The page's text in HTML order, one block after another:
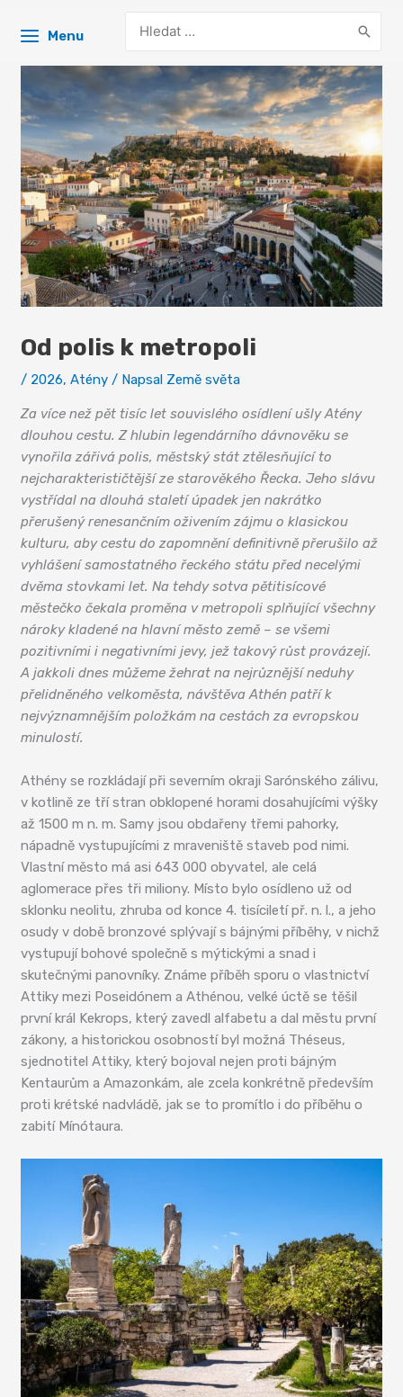
Menu
for:
Od polis k metropoli
/ 2026,Atény / Napsal Země světa
Za více než pět tisíc let souvislého osídlení ušly Atény
dlouhou cestu. Z hlubin legendárního dávnověku se
vynořila zářivá polis, městský stát ztělesňující to
nejcharakterističtější ze starověkého Řecka. Jeho slávu
vystřídal na dlouhá staletí úpadek jen nakrátko
přerušený renesančním oživením zájmu o klasickou
kulturu, aby cestu do zapomnění definitivně přerušilo až
vyhlášení samostatného řeckého státu před necelými
dvěma stovkami let. Na tehdy sotva pětitisícové
městečko čekala proměna v metropoli splňující všechny
nároky kladené na hlavní město země – se všemi
pozitivními i negativními jevy, jež takový růst provázejí.
A jakkoli dnes můžeme žehrat na nejrůznější neduhy
přelidněného velkoměsta, návštěva Athén patří k
nejvýznamnějším položkám na cestách za evropskou
minulostí.
Athény se rozkládají při severním okraji Sarónského zálivu,
v kotlině ze tří stran obklopené horami dosahujícími výšky
až 1500 m n. m. Samy jsou obdařeny třemi pahorky,
nápadně vystupujícími z mraveniště staveb pod nimi.
Vlastní město má asi 643 000 obyvatel, ale celá
aglomerace přes tři miliony. Místo bylo osídleno už od
sklonku neolitu, zhruba od konce 4. tisíciletí př. n. l., a jeho
osudy v době bronzové splývají s bájnými příběhy, v nichž
vystupují bohové společně s mýtickými a snad i
skutečnými panovníky. Známe příběh sporu o vlastnictví
Attiky mezi Poseidónem a Athénou, velké úctě se těšil
první král Kekrops, který zavedl alfabetu a dal městu první
zákony, a historickou osobností byl možná Théseus,
sjednotitel Attiky, který bojoval nejen proti bájným
Kentaurům a Amazonkám, ale zcela konkrétně především
proti krétské nadvládě, jak se to promítlo i do příběhu o
zabití Mínótaura.